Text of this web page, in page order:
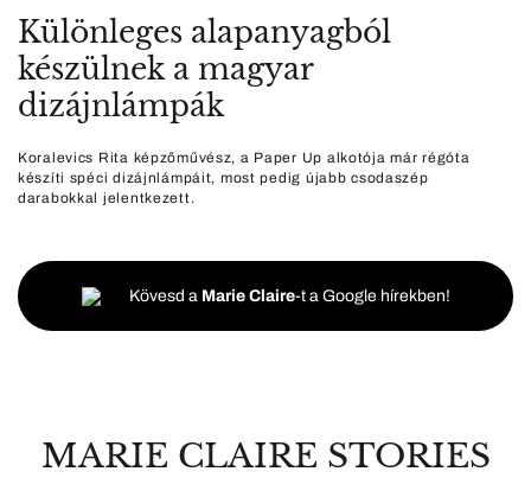
Különleges alapanyagból
készülnek a magyar
dizájnlámpák
Koralevics Rita képzőművész, a Paper Up alkotója már régóta
készíti spéci dizájnlámpáit, most pedig újabb csodaszép
darabokkal jelentkezett.
Kövesd a Marie Claire-t a Google hírekben!
MARIE CLAIRE STORIES